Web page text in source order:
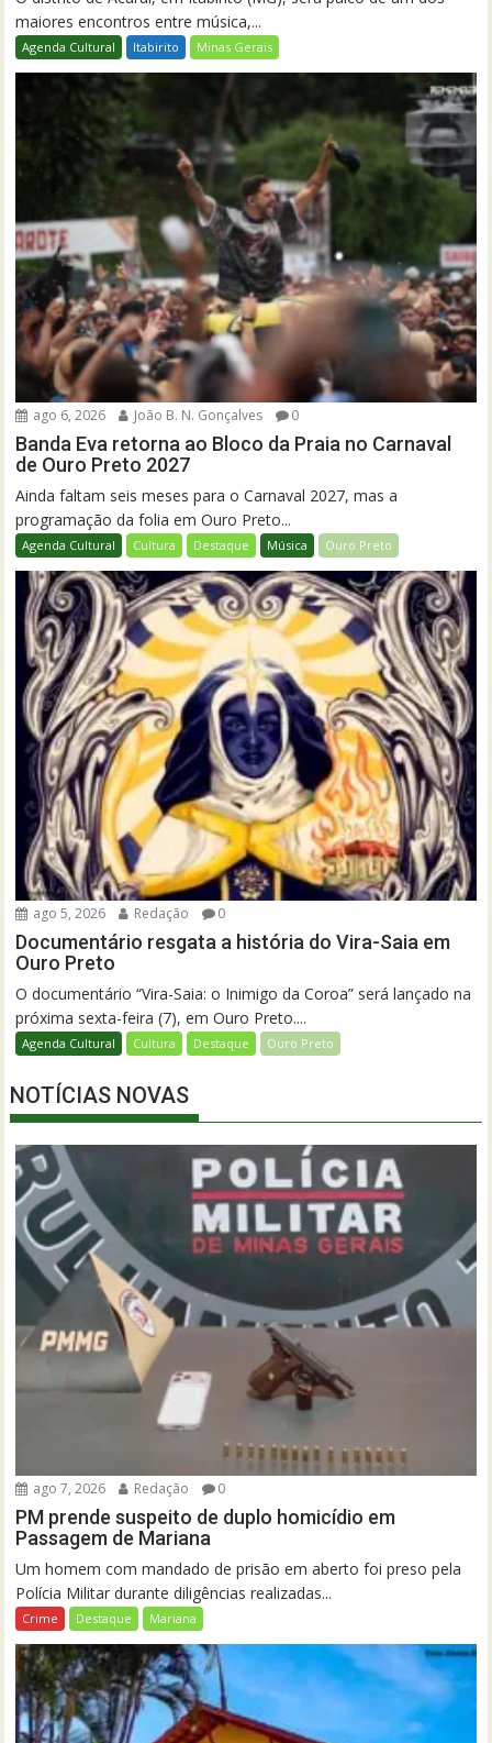
maiores encontros entre música,...
Agenda Cultural Itabirito Minas Gerais
ago 6, 2026 João B. N. Gonçalves 0
Banda Eva retorna ao Bloco da Praia no Carnaval
de Ouro Preto 2027
Ainda faltam seis meses para o Carnaval 2027, mas a
programação da folia em Ouro Preto...
Agenda Cultural Cultura Destaque Música Ouro Preto
ago 5, 2026 Redação 0
Documentário resgata a história do Vira-Saia em
Ouro Preto
O documentário “Vira-Saia: o Inimigo da Coroa” será lançado na
próxima sexta-feira (7), em Ouro Preto....
Agenda Cultural Cultura Destaque Ouro Preto
NOTÍCIAS NOVAS
ago 7, 2026 Redação 0
PM prende suspeito de duplo homicídio em
Passagem de Mariana
Um homem com mandado de prisão em aberto foi preso pela
Polícia Militar durante diligências realizadas...
Crime Destaque Mariana